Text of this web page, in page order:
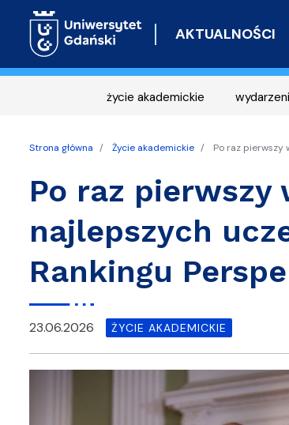
AKTUALNOŚCI
życie akademickie
Strona główna Życie akademickie Po raz pierwszy
Po raz pierwszy
najlepszych
Rankingu
23.06.2026 ŻYCIE AKADEMICKIE